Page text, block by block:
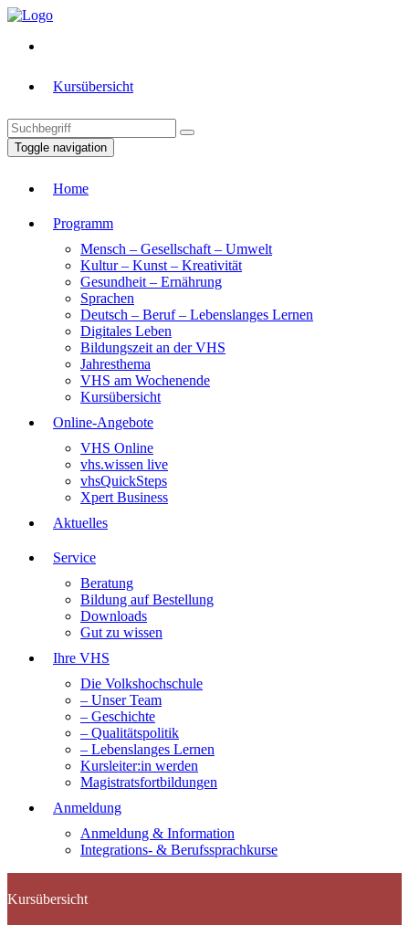
Kursübersicht
Toggle navigation
Home
Programm
Mensch – Gesellschaft – Umwelt
Kultur – Kunst – Kreativität
Gesundheit – Ernährung
Sprachen
Deutsch – Beruf – Lebenslanges Lernen
Digitales Leben
Bildungszeit an der VHS
Jahresthema
VHS am Wochenende
Kursübersicht
Online-Angebote
VHS Online
vhs.wissen live
vhsQuickSteps
Xpert Business
Aktuelles
Service
Beratung
Bildung auf Bestellung
Downloads
Gut zu wissen
Ihre VHS
Die Volkshochschule
– Unser Team
– Geschichte
– Qualitätspolitik
– Lebenslanges Lernen
Kursleiter:in werden
Magistratsfortbildungen
Anmeldung
Anmeldung & Information
Integrations- & Berufssprachkurse